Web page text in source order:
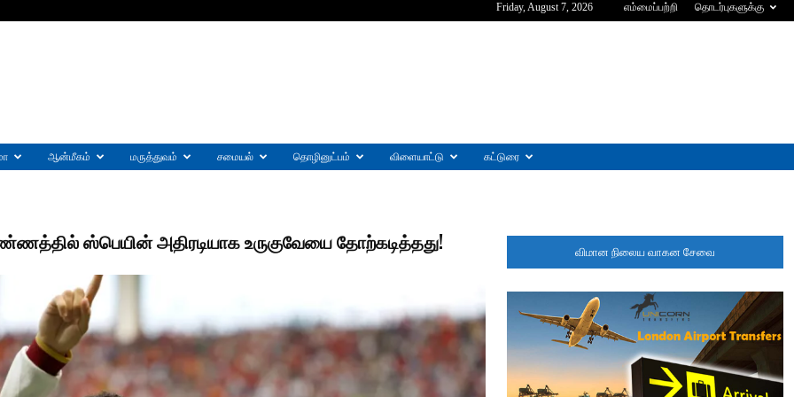
Friday, August 7, 2026 எம்மைப்பற்றி தொடர்புகளுக்கு
ஆன்மீகம் மருத்துவம் சமையல் தொழினுட்பம் விளையாட்டு கட்டுரை
ஸ்பெயின் அதிரடியாக உருகுவேயை தோற்கடித்தது! விமான நிலைய வாகன சேவை